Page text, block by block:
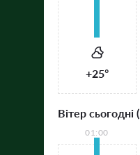
+25°
Вітер сьогодні
01:00